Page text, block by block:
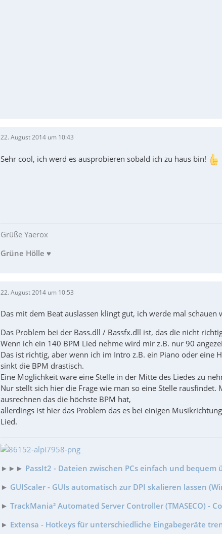
22. August 2014 um 10:43
Sehr cool, ich werd es ausprobieren sobald ich zu haus bin!
Grüße Yaerox
Grüne Hölle ♥
22. August 2014 um 10:53
Das mit dem Beat auslassen klingt gut, ich werde mal schauen
Das Problem bei der Bass.dll / Bassfx.dll ist, das die nicht
Wenn ich ein 140 BPM Lied nehme wird mir z.B. nur 90
Das ist richtig, aber wenn ich im Intro z.B. ein Piano oder eine
sinkt die BPM drastisch.
Eine Möglichkeit wäre eine Stelle in der Mitte des Liedes zu
Nur stellt sich hier die Frage wie man so eine Stelle
ausrechnen das die höchste BPM hat,
allerdings ist hier das Problem das es bei einigen
Lied.
►►► PassIt2 - Dateien zwischen PCs einfach und bequem
► GUIScaler - GUIs automatisch zur DPI skalieren lassen
► TrackMania² Automated Server Controller (TMASECO)
► Extensa - Hotkeys für unterschiedliche Eingabegeräte